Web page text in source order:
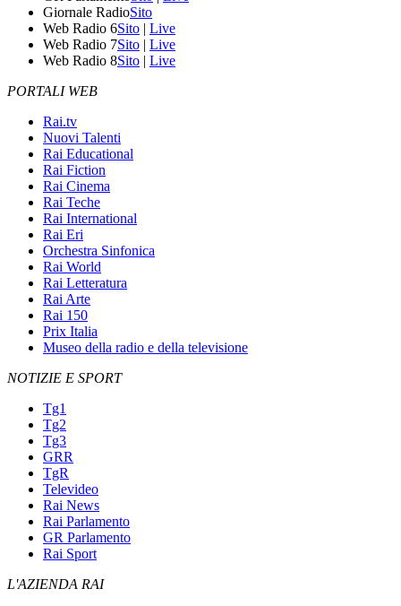
Giornale RadioSito
Web Radio 6Sito | Live
Web Radio 7Sito | Live
Web Radio 8Sito | Live
PORTALI WEB
Rai.tv
Nuovi Talenti
Rai Educational
Rai Fiction
Rai Cinema
Rai Teche
Rai International
Rai Eri
Orchestra Sinfonica
Rai World
Rai Letteratura
Rai Arte
Rai 150
Prix Italia
Museo della radio e della televisione
NOTIZIE E SPORT
Tg1
Tg2
Tg3
GRR
TgR
Televideo
Rai News
Rai Parlamento
GR Parlamento
Rai Sport
L'AZIENDA RAI